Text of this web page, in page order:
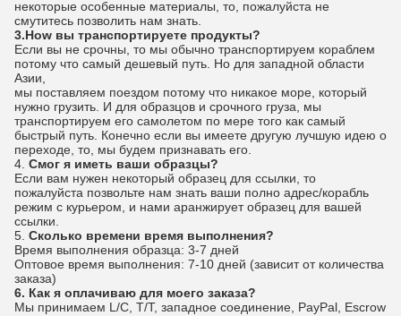
некоторые особенные материалы, то, пожалуйста не
смутитесь позволить нам знать.
3.How вы транспортируете продукты?
Если вы не срочны, то мы обычно транспортируем кораблем
потому что самый дешевый путь. Но для западной области
Азии,
мы поставляем поездом потому что никакое море, который
нужно грузить. И для образцов и срочного груза, мы
транспортируем его самолетом по мере того как самый
быстрый путь. Конечно если вы имеете другую лучшую идею о
переходе, то, мы будем признавать его.
4. Смог я иметь ваши образцы?
Если вам нужен некоторый образец для ссылки, то
пожалуйста позвольте нам знать ваши полно адрес/корабль
режим с курьером, и нами аранжирует образец для вашей
ссылки.
5. Сколько времени время выполнения?
Время выполнения образца: 3-7 дней
Оптовое время выполнения: 7-10 дней (зависит от количества
заказа)
6. Как я оплачиваю для моего заказа?
Мы принимаем L/C, T/T, западное соединение, PayPal, Escrow